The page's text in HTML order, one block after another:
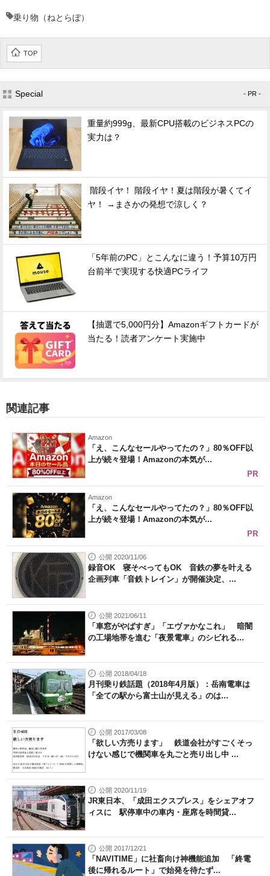
乗り物（ねとらぼ）
TOP
Special - PR -
重量約999g、最新CPU搭載のビジネスPCの
実力は？
階段イヤ！ 階段イヤ！夏は階段が暑くてイ
ヤ！ →まさかの発想で涼しく？
「5年前のPC」とこんなに違う！予算10万円
台前半で実現する快適PCライフ
【抽選で5,000円分】Amazonギフトカードが
当たる！読者アンケート実施中
関連記事
Amazon
「え、こんなセールやってたの？」80％OFF以
上が続々登場！Amazonの本気が...
PR
Amazon
「え、こんなセールやってたの？」80％OFF以
上が続々登場！Amazonの本気が...
PR
公開 2020/11/06
録音OK 寝そべってもOK 音鉄の夢を叶える
企画列車「音鉄トレイン」が開催決定、...
公開 2021/06/11
「車窓がやばすぎ」「エヴァかなこれ」 暗闇
の工場地帯を進む「夜景電車」のシビれる...
公開 2018/04/18
月刊乗り鉄話題（2018年4月版）：岳南電車は
「全ての駅から富士山が見える」のは...
公開 2017/03/08
「欲しい方売ります」 鉄道会社がすごくそっ
けない感じで機関車を丸ごと売り出し中 ...
公開 2020/11/19
JR東日本、「成田エクスプレス」をシェアオフ
ィスに 駅停車中の車内・座席を時間貸...
公開 2017/12/21
「NAVITIME」に社畜向け神機能追加 「終電
後に帰れるルート」で始発を待たず...